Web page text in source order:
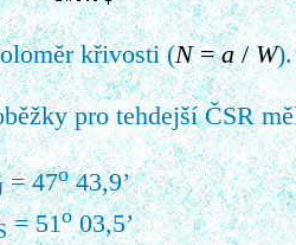
křivosti (N=a/W).
pro tehdejší ČSR
= 47o43,9’
= 51o03,5’